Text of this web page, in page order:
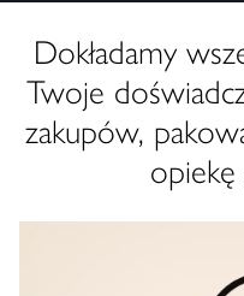
Dokładamy
Twoje
zakupów,
opiekę